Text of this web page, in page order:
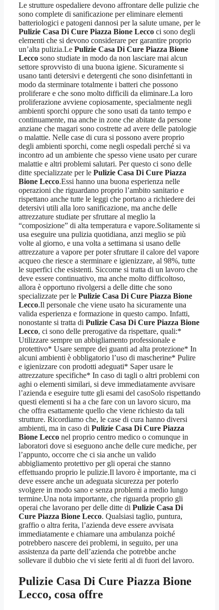
Le strutture ospedaliere devono affrontare delle pulizie che
sono complete di sanificazione per eliminare elementi
batteriologici e patogeni dannosi per la salute umane, per le
Pulizie Casa Di Cure Piazza Bione Lecco ci sono degli
elementi che si devono considerare per garantire proprio
un’alta pulizia.Le Pulizie Casa Di Cure Piazza Bione
Lecco sono studiate in modo da non lasciare mai alcun
settore sprovvisto di una buona igiene. Sicuramente si
usano tanti detersivi e detergenti che sono disinfettanti in
modo da sterminare totalmente i batteri che possono
proliferare e che sono molto difficili da eliminare.La loro
proliferazione avviene copiosamente, specialmente negli
ambienti sporchi oppure che sono usati da tanto tempo e
continuamente, ma anche in zone che abitate da persone
anziane che magari sono costrette ad avere delle patologie
o malattie. Nelle case di cura si possono avere proprio
degli ambienti sporchi, come negli ospedali perché si va
incontro ad un ambiente che spesso viene usato per curare
malattie e altri problemi salutari. Per questo ci sono delle
ditte specializzate per le Pulizie Casa Di Cure Piazza
Bione Lecco.Essi hanno una buona esperienza nelle
operazioni che riguardano proprio l’ambito sanitario e
rispettano anche tutte le leggi che portano a richiedere dei
detersivi utili alla loro sanificazione, ma anche delle
attrezzature studiate per sfruttare al meglio la
“composizione” di alta temperatura e vapore.Solitamente si
usa eseguire una pulizia quotidiana, anzi meglio se più
volte al giorno, e una volta a settimana si usano delle
attrezzature a vapore per poter sfruttare il calore del vapore
acqueo che riesce a sterminare e igienizzare, al 98%, tutte
le superfici che esistenti. Siccome si tratta di un lavoro che
deve essere continuativo, ma anche molto difficoltoso,
allora è opportuno rivolgersi a delle ditte che sono
specializzate per le Pulizie Casa Di Cure Piazza Bione
Lecco.Il personale che viene usato ha sicuramente una
valida esperienza e formazione in questo campo. Infatti,
nonostante si tratta di Pulizie Casa Di Cure Piazza Bione
Lecco, ci sono delle prerogative da rispettare, quali:*
Utilizzare sempre un abbigliamento professionale e
protettivo* Usare sempre dei guanti ad alta protezione* In
alcuni ambienti è obbligatorio l’uso di mascherine* Pulire
e igienizzare con prodotti adeguati* Saper usare le
attrezzature specifiche* In caso di tagli o altri problemi con
aghi o elementi similari, si deve immediatamente avvisare
l’azienda e eseguire tutte gli esami del casoSolo rispettando
questi elementi si ha a che fare con un lavoro sicuro, ma
che offra esattamente quello che viene richiesto da tali
strutture. Ricordiamo che, le case di cura hanno diversi
ambienti, ma in caso di Pulizie Casa Di Cure Piazza
Bione Lecco nel proprio centro medico o comunque in
laboratori dove si eseguono anche delle cure mediche, per
l’appunto, occorre che ci sia anche un valido
abbigliamento protettivo per gli operai che stanno
effettuando proprio le pulizie.Il lavoro è importante, ma ci
deve essere anche un adeguata sicurezza per poterlo
svolgere in modo sano e senza problemi a medio lungo
termine.Una nota importante, che riguarda proprio gli
operai che lavorano per delle ditte di Pulizie Casa Di
Cure Piazza Bione Lecco. Qualsiasi taglio, puntura,
graffio o altra ferita, l’azienda deve essere avvisata
immediatamente e chiamare una ambulanza poiché
potrebbero nascere dei problemi, in seguito, per una
assistenza da parte dell’azienda che potrebbe anche
sollevare il dubbio che vi siete feriti al di fuori del lavoro.
Pulizie Casa Di Cure Piazza Bione
Lecco, cosa offre